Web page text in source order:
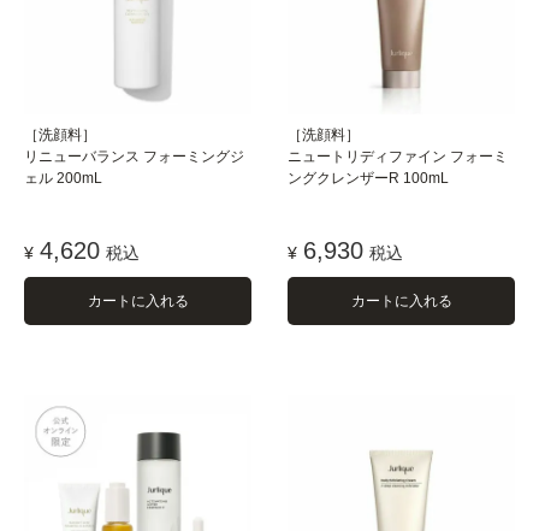
［洗顔料］
リニューバランス フォーミングジ
ェル 200mL
¥ 4,620 税込
カートに入れる
［洗顔料］
ニュートリディファイン フォーミ
ングクレンザーR 100mL
¥ 6,930 税込
カートに入れる